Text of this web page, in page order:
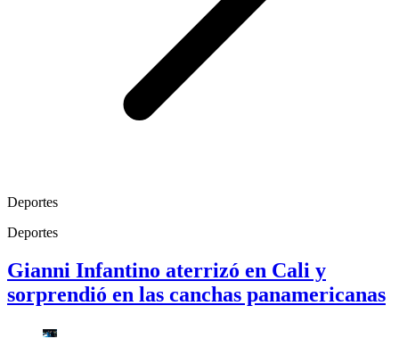
Deportes
Deportes
Gianni Infantino aterrizó en Cali y
sorprendió en las canchas panamericanas